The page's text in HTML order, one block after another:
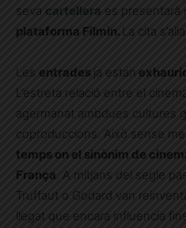
seva cartellera es presentarà
plataforma Filmin. La cita
Les entrades ja estan
L’estreta relació entre el
agermanat ambdues cultures
coproduccions. Això sense
temps on el sinònim de
França . A mitjans del segle
Truffaut o Godard van
llegat que encara influencia